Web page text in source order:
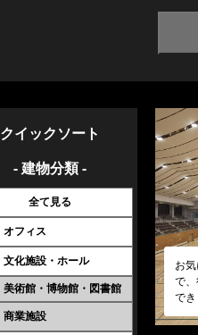
クイックソート
- 建物分類 -
全て見る
オフィス
文化施設・ホール
美術館・博物館・図書館
商業施設
お
で
で